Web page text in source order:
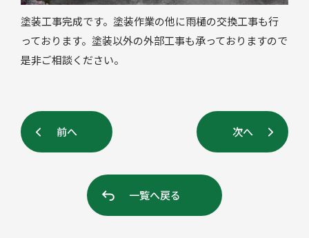
塗装工事完成です。塗装作業の他に雨樋の交換工事も行
っております。塗装以外の外部工事も承っておりますので
是非ご相談ください。
前へ 次へ
一覧へ戻る